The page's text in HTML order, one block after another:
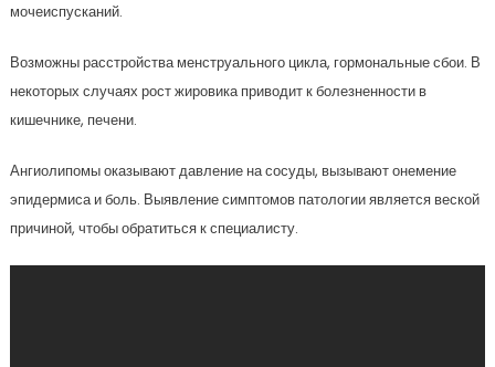
мочеиспусканий.
Возможны расстройства менструального цикла, гормональные сбои. В
некоторых случаях рост жировика приводит к болезненности в
кишечнике, печени.
Ангиолипомы оказывают давление на сосуды, вызывают онемение
эпидермиса и боль. Выявление симптомов патологии является веской
причиной, чтобы обратиться к специалисту.